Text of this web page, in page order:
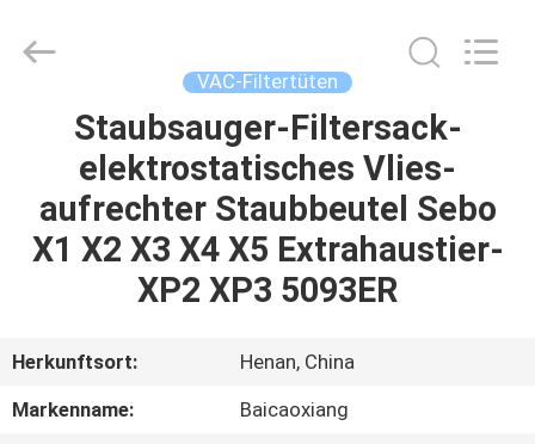
HAUS
PRODUKTE
FABRIK-
Rights
VAC-Filtertüten
Staubsauger-Filtersack-
elektrostatisches Vlies-
aufrechter Staubbeutel Sebo
X1 X2 X3 X4 X5 Extrahaustier-
XP2 XP3 5093ER
Herkunftsort:
Henan, China
Markenname:
Baicaoxiang